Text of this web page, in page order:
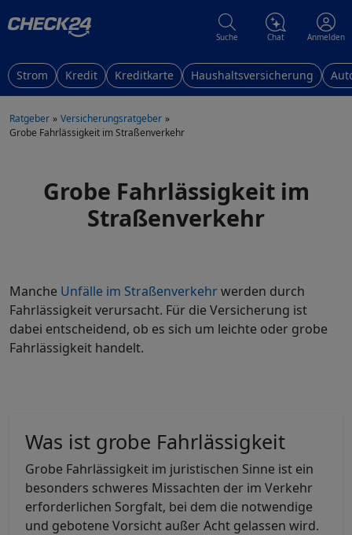
Suche Chat Anmelden
Strom Kredit Kreditkarte Haushaltsversicherung
Ratgeber
Versicherungsratgeber
Grobe Fahrlässigkeit im Straßenverkehr
Grobe Fahrlässigkeit im
Straßenverkehr
Manche Unfälle im Straßenverkehrwerden durch
Fahrlässigkeit verursacht. Für die Versicherung ist
dabei entscheidend, ob es sich um leichte oder grobe
Fahrlässigkeit handelt.
Was ist grobe Fahrlässigkeit
Grobe Fahrlässigkeit im juristischen Sinne ist ein
besonders schweres Missachten der im Verkehr
erforderlichen Sorgfalt, bei dem die notwendige
und gebotene Vorsicht außer Acht gelassen wird.